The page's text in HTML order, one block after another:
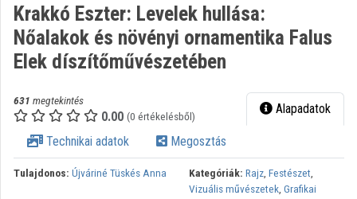
Kategóriák
Intézményi listák
Közreműködők
Krakkó Eszter: Levelek hullása:
Nőalakok és növényi ornamentika Falus
Elek díszítőművészetében
631 megtekintés
0.00 (0 értékelésből) Alapadatok
Technikai adatok Megosztás
Tulajdonos: Újváriné Tüskés Anna Kategóriák: Rajz, Festészet,
Vizuális művészetek, Grafikai